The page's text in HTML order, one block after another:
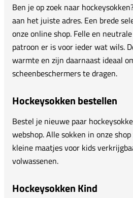
Ben je op zoek naar
aan het juiste adres. Een brede
onze online shop. Felle en
patroon er is voor ieder wat wils.
warmte en zijn daarnaast ideaal
scheenbeschermers te dragen.
Hockeysokken bestellen
Bestel je nieuwe paar
webshop. Alle sokken in onze
kleine maatjes voor kids
volwassenen.
Hockeysokken Kind